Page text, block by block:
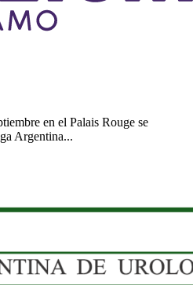
en el Palais Rouge se
Argentina...